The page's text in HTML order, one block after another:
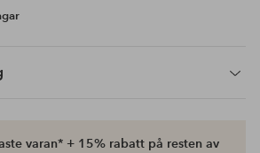
varan* + 15% rabatt på resten av